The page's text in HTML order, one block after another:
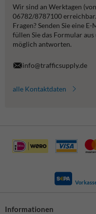
Wir sind an Werktagen
06782/8787100 erreichbar.
Fragen? Senden Sie eine E-
füllen Sie das Formular
möglich antworten.
info@trafficsupply.de
alle Kontaktdaten
Informationen